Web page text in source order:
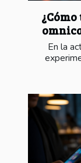
En la